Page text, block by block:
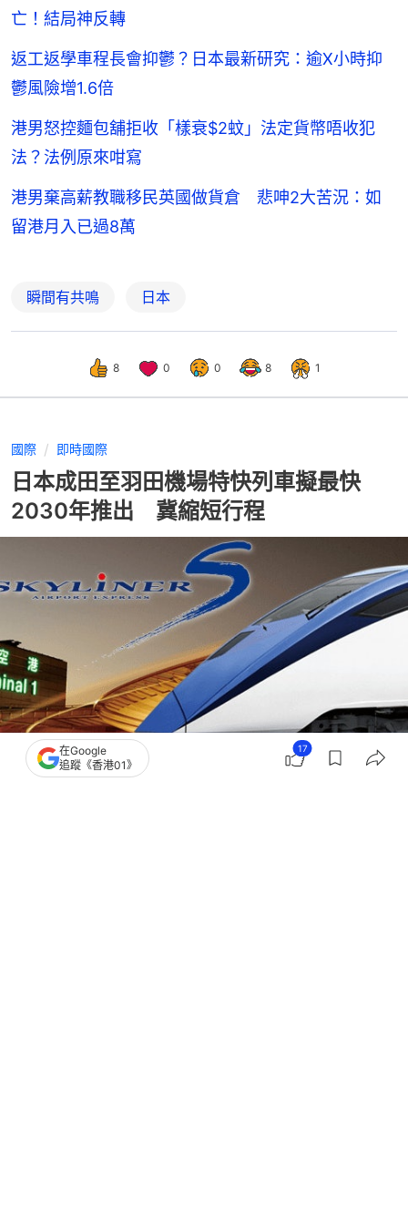
亡！結局神反轉
返工返學車程長會抑鬱？日本最新研究：逾X小時抑
鬱風險增1.6倍
港男怒控麵包舖拒收「樣衰$2蚊」法定貨幣唔收犯
法？法例原來咁寫
港男棄高薪教職移民英國做貨倉 悲呻2大苦況：如
留港月入已過8萬
瞬間有共鳴 日本
8 0 0 8 1
國際 即時國際
日本成田至羽田機場特快列車擬最快
2030年推出 冀縮短行程
撰文：林嘉敏
在Google
追蹤《香港01》
17